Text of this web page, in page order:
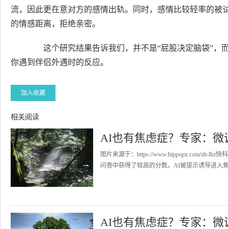
流，因此更在意对方的感情出轨。同时，感情比较轻率的
的情感距离，拒绝亲密。
这个研究结果告诉我们，并不是“屁股决定脑袋”，
你遇到伴侣外遇时的反应。
加入收藏
相关阅读
AI也有焦虑症？专家：
图片来源于：https://www.hippopx.com/zh-lhz
问卷中获得了较高的分数。AI被提示诱导进入
AI也有焦虑症？专家：